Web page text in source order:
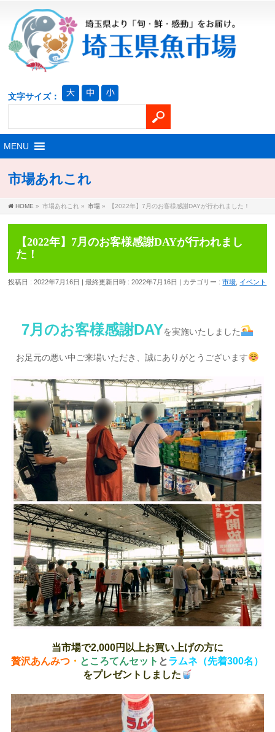
文字サイズ：
市場あれこれ
HOME » 市場あれこれ » 市場 » 【2022年】7月のお客様感謝DAYが行われました！
【2022年】7月のお客様感謝DAYが行われまし
た！
投稿日 : 2022年7月16日 最終更新日時 : 2022年7月16日 カテゴリー :市場 イベント
7月のお客様感謝DAYを実施いたしました
お足元の悪い中ご来場いただき、誠にありがとうございます
当市場で2,000円以上お買い上げの方に
贅沢あんみつ ・ ところてんセット とラムネ（先着300名）
をプレゼントしました